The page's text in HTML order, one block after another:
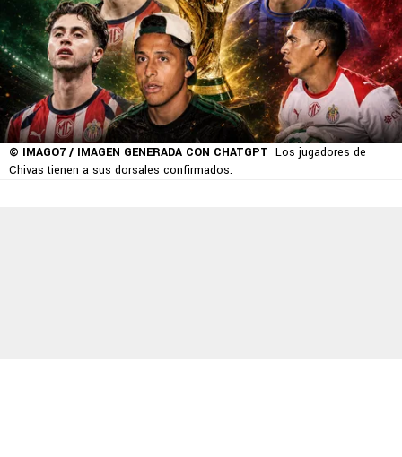
© IMAGO7 / IMAGEN GENERADA CON CHATGPT Los jugadores de
Chivas tienen a sus dorsales confirmados.